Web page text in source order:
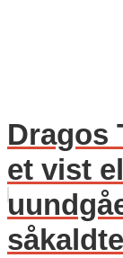
Dragos
et vist